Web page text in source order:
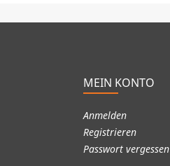
MEIN KONTO
Anmelden
Registrieren
Passwort vergessen